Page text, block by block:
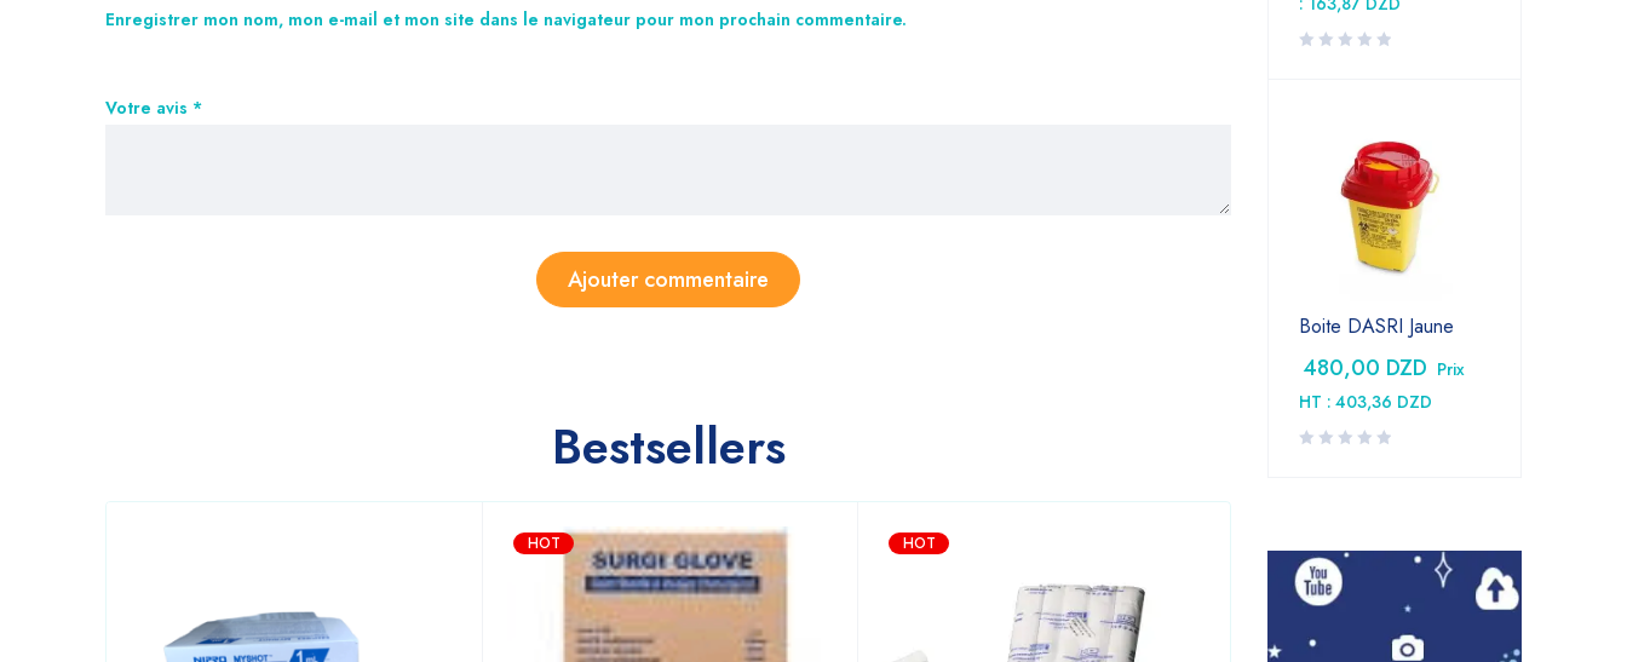
Votre avis *
Enregistrer mon nom, mon e-mail et mon site dans le navigateur pour mon prochain commentaire.
Bestsellers
HOT HOT
Boite DASRI Jaune
480,00 DZD Prix
HT : 403,36 DZD